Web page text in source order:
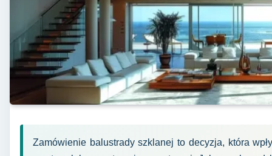
Zamówienie balustrady szklanej to decyzja, która